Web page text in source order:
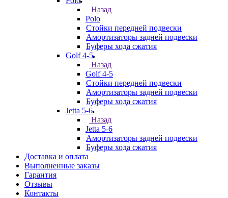
Назад
Polo
Стойки передней подвески
Амортизаторы задней подвески
Буферы хода сжатия
Golf 4-5
Назад
Golf 4-5
Стойки передней подвески
Амортизаторы задней подвески
Буферы хода сжатия
Jetta 5-6
Назад
Jetta 5-6
Амортизаторы задней подвески
Буферы хода сжатия
Доставка и оплата
Выполненные заказы
Гарантия
Отзывы
Контакты